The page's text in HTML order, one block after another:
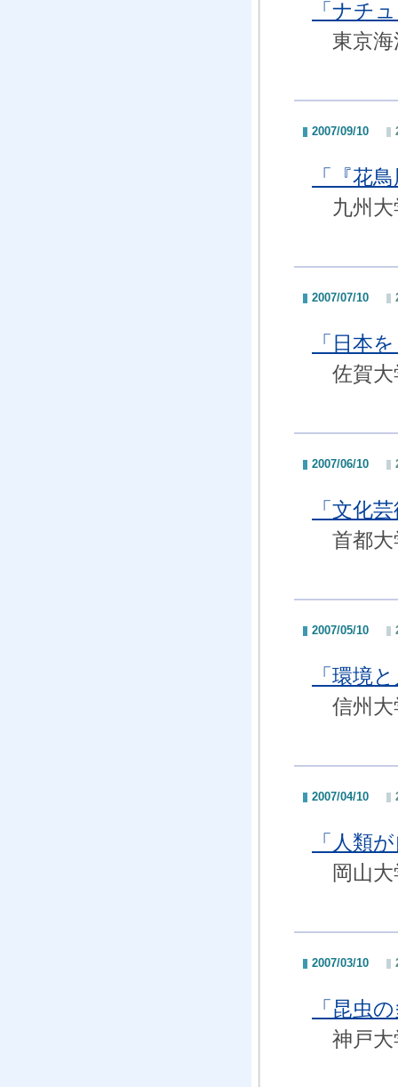
「ナチ
東京海
2007/09/10
「『花
九州大
2007/07/10
「日本
佐賀大
2007/06/10
「文化
首都大
2007/05/10
「環境
信州大
2007/04/10
「人類
岡山大
2007/03/10
「昆虫
神戸大